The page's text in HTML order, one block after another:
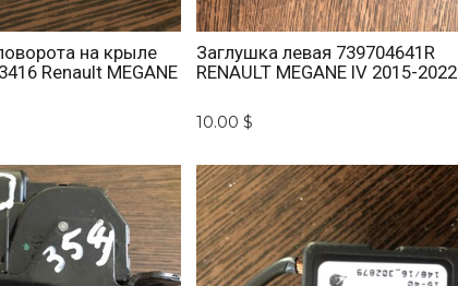
на крыле
Renault MEGANE
Заглушка левая 739704641R
RENAULT MEGANE IV 2015-2022
10.00 $